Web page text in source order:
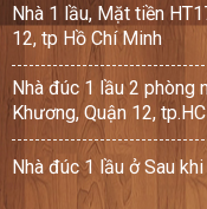
Nhà 1 lầu, Mặt tiền
12, tp Hồ Chí Minh
Nhà đúc 1 lầu 2 phòng
Khương, Quận 12,
Nhà đúc 1 lầu ở Sau